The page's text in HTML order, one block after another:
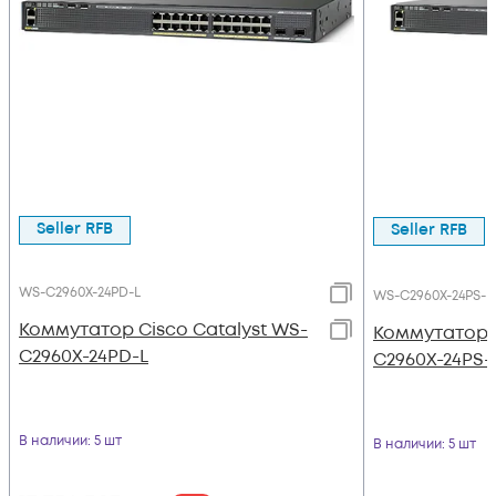
Seller RFB
WS-C2960X-24PD-L
Коммутатор Cisco Catalyst WS-
C2960X-24PD-L
В наличии: 5 шт
Seller RFB
WS-C2960X-24PS-L
Коммутатор
C2960X-24PS-
В наличии: 5 шт